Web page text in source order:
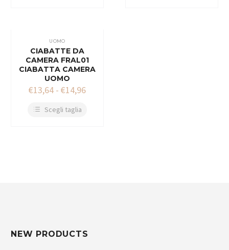
UOMO
CIABATTE DA
CAMERA FRAL01
CIABATTA CAMERA
UOMO
€13,64 - €14,96
Scegli taglia
NEW PRODUCTS